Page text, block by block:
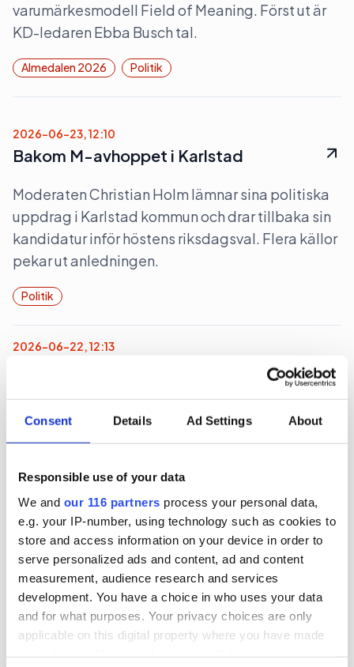
Consent Details Ad Settings About
Responsible use of your data
We and our 116 partners process your personal data,
e.g. your IP-number, using technology such as cookies to
store and access information on your device in order to
serve personalized ads and content, ad and content
measurement, audience research and services
development. You have a choice in who uses your data
and for what purposes. Your privacy choices are only
applicable on this digital property where you have made
varumärkesmodell Field of Meaning. Först ut är
KD-ledaren Ebba Busch tal.
Almedalen 2026 Politik
2026-06-23, 12:10
Bakom M-avhoppet i Karlstad
Moderaten Christian Holm lämnar sina politiska
uppdrag i Karlstad kommun och drar tillbaka sin
kandidatur inför höstens riksdagsval. Flera källor
pekar ut anledningen.
Politik
2026-06-22, 12:13
proposition ”Ny politisk inriktning för ett starkare
Kultur Politik
2026-06-22, 06:28
Magdalena Andersson (s)
turistkampanjar
Nej det blir inte Botkyrka när partiledaren (s)
Magdalena Andersson ger sig ut på en två dagars